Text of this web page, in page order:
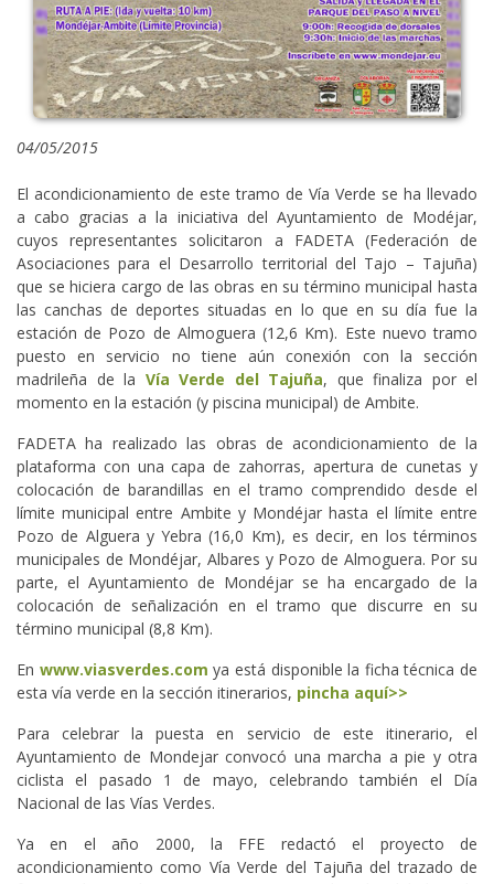
04/05/2015
El acondicionamiento de este tramo de Vía Verde se ha llevado
a cabo gracias a la iniciativa del Ayuntamiento de Modéjar,
cuyos representantes solicitaron a FADETA (Federación de
Asociaciones para el Desarrollo territorial del Tajo – Tajuña)
que se hiciera cargo de las obras en su término municipal hasta
las canchas de deportes situadas en lo que en su día fue la
estación de Pozo de Almoguera (12,6 Km). Este nuevo tramo
puesto en servicio no tiene aún conexión con la sección
madrileña de la Vía Verde del Tajuña, que finaliza por el
momento en la estación (y piscina municipal) de Ambite.
FADETA ha realizado las obras de acondicionamiento de la
plataforma con una capa de zahorras, apertura de cunetas y
colocación de barandillas en el tramo comprendido desde el
límite municipal entre Ambite y Mondéjar hasta el límite entre
Pozo de Alguera y Yebra (16,0 Km), es decir, en los términos
municipales de Mondéjar, Albares y Pozo de Almoguera. Por su
parte, el Ayuntamiento de Mondéjar se ha encargado de la
colocación de señalización en el tramo que discurre en su
término municipal (8,8 Km).
En www.viasverdes.com ya está disponible la ficha técnica de
esta vía verde en la sección itinerarios, pincha aquí>>
Para celebrar la puesta en servicio de este itinerario, el
Ayuntamiento de Mondejar convocó una marcha a pie y otra
ciclista el pasado 1 de mayo, celebrando también el Día
Nacional de las Vías Verdes.
Ya en el año 2000, la FFE redactó el proyecto de
acondicionamiento como Vía Verde del Tajuña del trazado de